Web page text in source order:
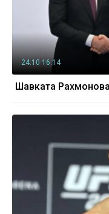
24.10 16:14
Шавката